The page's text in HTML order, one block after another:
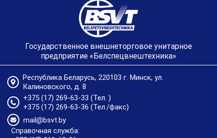
Государственное внешнеторговое унитарное
предприятие «Белспецвнештехника»
Республика Беларусь, 220103 г. Минск, ул.
Калиновского, д. 8
+375 (17) 269-63-33 (Тел. )
+375 (17) 269-63-36 (Тел./факс)
mail@bsvt.by
Справочная служба: